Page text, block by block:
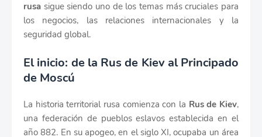
rusa sigue siendo uno de los temas más cruciales para
los negocios, las relaciones internacionales y la
seguridad global.
El inicio: de la Rus de Kiev al Principado
de Moscú
La historia territorial rusa comienza con la Rus de Kiev,
una federación de pueblos eslavos establecida en el
año 882. En su apogeo, en el siglo XI, ocupaba un área